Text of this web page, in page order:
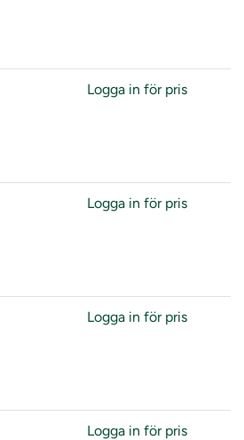
Logga in för pris
Logga in för pris
Logga in för pris
Logga in för pris